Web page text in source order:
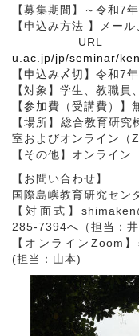
【募集期間】～令和7
【申込み方法 】メール
u.ac.jp/jp/seminar/
【申込み〆切】令和7
【対象】学生、教職員
【参加費（受講費）】
【場所】総合教育研
室およびオンライン（
【その他】オンライ
【お問い合わせ】
国際島嶼教育研究セン
【対面式】
285-7394へ（担当：井
【オンラインZoom
(担当：山本)